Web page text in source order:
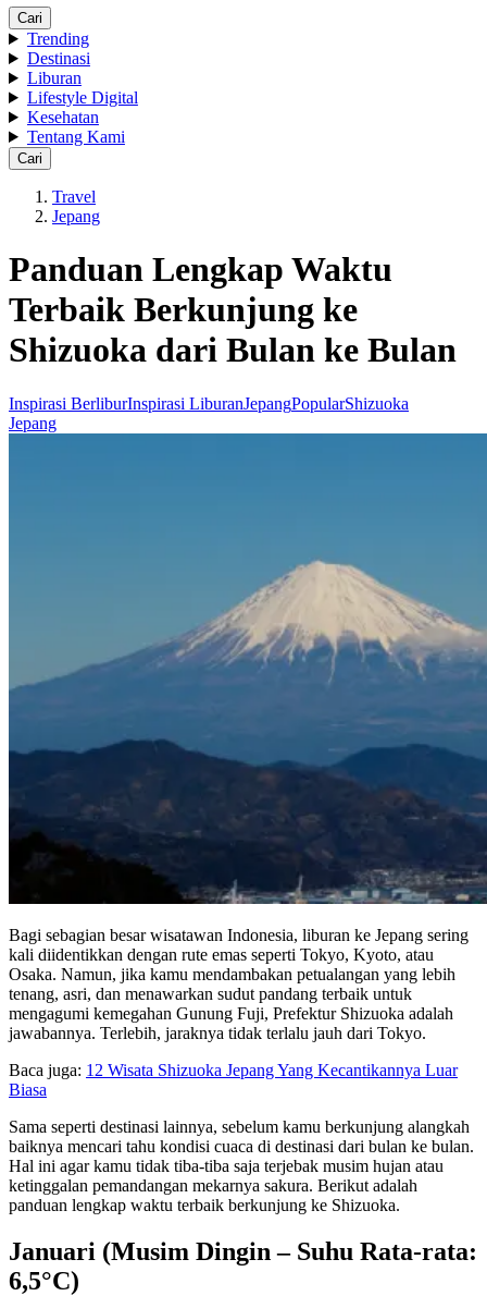
Cari
Trending
Destinasi
Liburan
Lifestyle Digital
Kesehatan
Tentang Kami
Cari
Travel
Jepang
Panduan Lengkap Waktu
Terbaik Berkunjung ke
Shizuoka dari Bulan ke Bulan
Inspirasi BerliburInspirasi LiburanJepangPopularShizuoka
Jepang
Bagi sebagian besar wisatawan Indonesia, liburan ke Jepang sering
kali diidentikkan dengan rute emas seperti Tokyo, Kyoto, atau
Osaka. Namun, jika kamu mendambakan petualangan yang lebih
tenang, asri, dan menawarkan sudut pandang terbaik untuk
mengagumi kemegahan Gunung Fuji, Prefektur Shizuoka adalah
jawabannya. Terlebih, jaraknya tidak terlalu jauh dari Tokyo.
Baca juga: 12 Wisata Shizuoka Jepang Yang Kecantikannya Luar
Biasa
Sama seperti destinasi lainnya, sebelum kamu berkunjung alangkah
baiknya mencari tahu kondisi cuaca di destinasi dari bulan ke bulan.
Hal ini agar kamu tidak tiba-tiba saja terjebak musim hujan atau
ketinggalan pemandangan mekarnya sakura. Berikut adalah
panduan lengkap waktu terbaik berkunjung ke Shizuoka.
Januari (Musim Dingin – Suhu Rata-rata:
6,5°C)